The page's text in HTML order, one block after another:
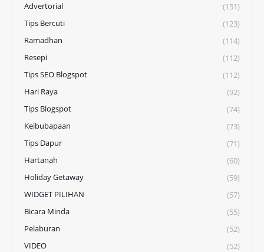
Advertorial
(151)
Tips Bercuti
(123)
Ramadhan
(114)
Resepi
(112)
Tips SEO Blogspot
(112)
Hari Raya
(92)
Tips Blogspot
(74)
Keibubapaan
(73)
Tips Dapur
(71)
Hartanah
(60)
Holiday Getaway
(59)
WIDGET PILIHAN
(57)
Bicara Minda
(55)
Pelaburan
(52)
VIDEO
(52)